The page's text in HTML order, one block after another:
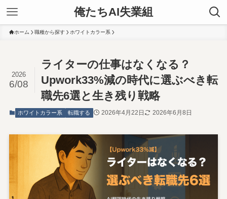
俺たちAI失業組
ホーム 職種から探す ホワイトカラー系
ライターの仕事はなくなる？
Upwork33%減の時代に選ぶべき転
職先6選と生き残り戦略
2026
6/08
ホワイトカラー系 転職する 2026年4月22日 2026年6月8日